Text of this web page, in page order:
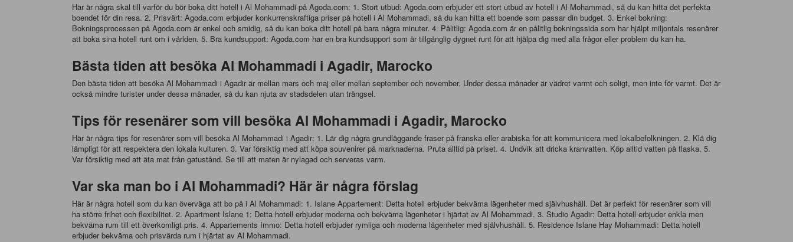
Här är några skäl till varför du bör boka ditt hotell i Al Mohammadi på Agoda.com: 1. Stort utbud: Agoda.com erbjuder ett stort utbud av hotell i Al Mohammadi, så du kan hitta det perfekta
boendet för din resa. 2. Prisvärt: Agoda.com erbjuder konkurrenskraftiga priser på hotell i Al Mohammadi, så du kan hitta ett boende som passar din budget. 3. Enkel bokning:
Bokningsprocessen på Agoda.com är enkel och smidig, så du kan boka ditt hotell på bara några minuter. 4. Pålitlig: Agoda.com är en pålitlig bokningssida som har hjälpt miljontals resenärer
att boka sina hotell runt om i världen. 5. Bra kundsupport: Agoda.com har en bra kundsupport som är tillgänglig dygnet runt för att hjälpa dig med alla frågor eller problem du kan ha.
Bästa tiden att besöka Al Mohammadi i Agadir, Marocko
Den bästa tiden att besöka Al Mohammadi i Agadir är mellan mars och maj eller mellan september och november. Under dessa månader är vädret varmt och soligt, men inte för varmt. Det är
också mindre turister under dessa månader, så du kan njuta av stadsdelen utan trängsel.
Tips för resenärer som vill besöka Al Mohammadi i Agadir, Marocko
Här är några tips för resenärer som vill besöka Al Mohammadi i Agadir: 1. Lär dig några grundläggande fraser på franska eller arabiska för att kommunicera med lokalbefolkningen. 2. Klä dig
lämpligt för att respektera den lokala kulturen. 3. Var försiktig med att köpa souvenirer på marknaderna. Pruta alltid på priset. 4. Undvik att dricka kranvatten. Köp alltid vatten på flaska. 5.
Var försiktig med att äta mat från gatustånd. Se till att maten är nylagad och serveras varm.
Var ska man bo i Al Mohammadi? Här är några förslag
Här är några hotell som du kan överväga att bo på i Al Mohammadi: 1. Islane Appartement: Detta hotell erbjuder bekväma lägenheter med självhushåll. Det är perfekt för resenärer som vill
ha större frihet och flexibilitet. 2. Apartment Islane 1: Detta hotell erbjuder moderna och bekväma lägenheter i hjärtat av Al Mohammadi. 3. Studio Agadir: Detta hotell erbjuder enkla men
bekväma rum till ett överkomligt pris. 4. Appartements Immo: Detta hotell erbjuder rymliga och moderna lägenheter med självhushåll. 5. Residence Islane Hay Mohammadi: Detta hotell
erbjuder bekväma och prisvärda rum i hjärtat av Al Mohammadi.